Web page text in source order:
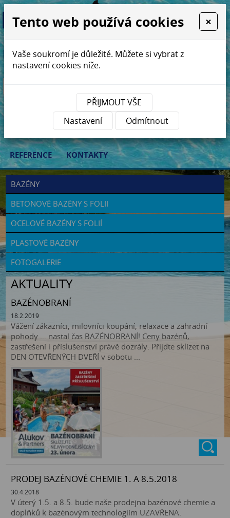
Relaxujte v bazénech Plavur ...
BAZÉNY ZASTŘEŠENÍ BAZÉNŮ
REKONSTRUKCE BAZÉNOVÁ CHEMIE E-SHOP
REFERENCE KONTAKTY
BAZÉNY
BETONOVÉ BAZÉNY S FOLII
OCELOVÉ BAZÉNY S FOLIÍ
PLASTOVÉ BAZÉNY
FOTOGALERIE
AKTUALITY
BAZÉNOBRANÍ
18.2.2019
Vážení zákazníci, milovníci koupání, relaxace a zahradní
pohody … nastal čas BAZÉNOBRANÍ! Ceny bazénů,
zastřešení i příslušenství právě dozrály. Přijďte sklízet na
DEN OTEVŘENÝCH DVEŘÍ v sobotu ...
PRODEJ BAZÉNOVÉ CHEMIE 1. A 8.5.2018
30.4.2018
V úterý 1.5. a 8.5. bude naše prodejna bazénové chemie a
doplňků k bazénovým technologiím UZAVŘENA.
Tento web používá cookies ×
Vaše soukromí je důležité. Můžete si vybrat z
nastavení cookies níže.
PŘIJMOUT VŠE
Nastavení
Odmítnout